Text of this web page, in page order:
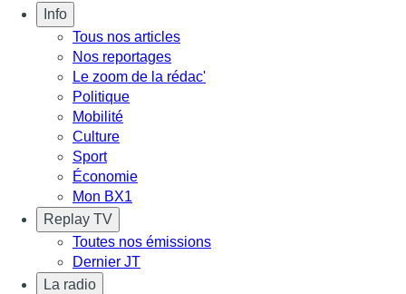
Info
Tous nos articles
Nos reportages
Le zoom de la rédac'
Politique
Mobilité
Culture
Sport
Économie
Mon BX1
Replay TV
Toutes nos émissions
Dernier JT
La radio